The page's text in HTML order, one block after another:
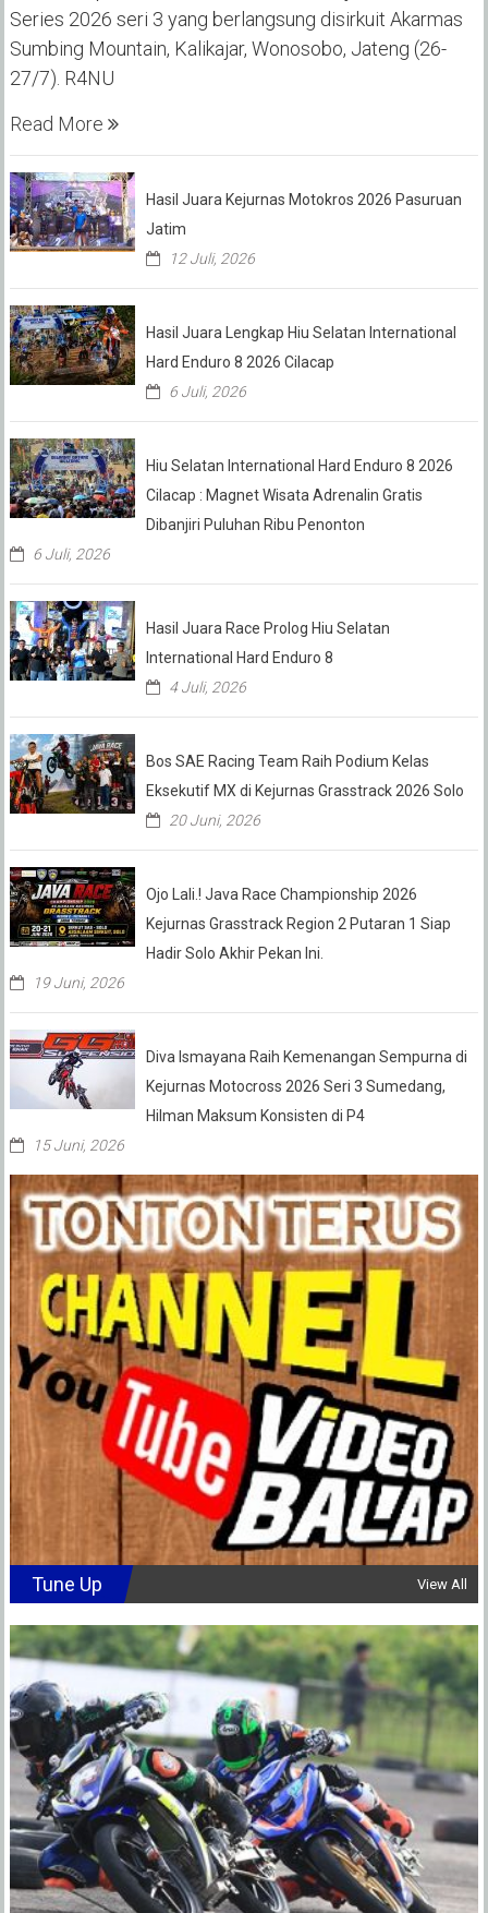
Series 2026 seri 3 yang berlangsung disirkuit Akarmas
Sumbing Mountain, Kalikajar, Wonosobo, Jateng (26-
27/7). R4NU
Read More
Hasil Juara Kejurnas Motokros 2026 Pasuruan
Jatim
12 Juli, 2026
Hasil Juara Lengkap Hiu Selatan International
Hard Enduro 8 2026 Cilacap
6 Juli, 2026
Hiu Selatan International Hard Enduro 8 2026
Cilacap : Magnet Wisata Adrenalin Gratis
Dibanjiri Puluhan Ribu Penonton
6 Juli, 2026
Hasil Juara Race Prolog Hiu Selatan
International Hard Enduro 8
4 Juli, 2026
Bos SAE Racing Team Raih Podium Kelas
Eksekutif MX di Kejurnas Grasstrack 2026 Solo
20 Juni, 2026
Ojo Lali.! Java Race Championship 2026
Kejurnas Grasstrack Region 2 Putaran 1 Siap
Hadir Solo Akhir Pekan Ini.
19 Juni, 2026
Diva Ismayana Raih Kemenangan Sempurna di
Kejurnas Motocross 2026 Seri 3 Sumedang,
Hilman Maksum Konsisten di P4
15 Juni, 2026
Tune Up View All